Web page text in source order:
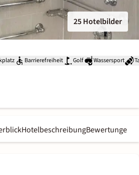
25 Hotelbilder
Barrierefreiheit Golf Wassersport
HotelbeschreibungBewertungen